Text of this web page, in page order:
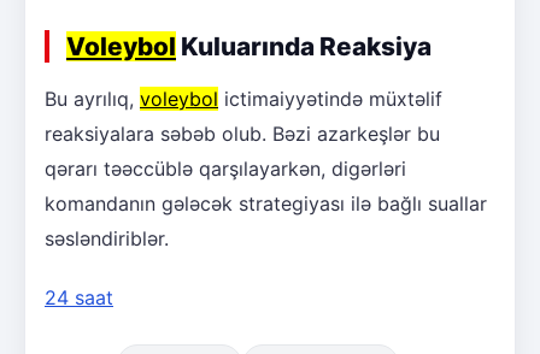
Voleybol Kuluarında Reaksiya
Bu ayrılıq, voleybol ictimaiyyətində müxtəlif
reaksiyalara səbəb olub. Bəzi azarkeşlər bu
qərarı təəccüblə qarşılayarkən, digərləri
komandanın gələcək strategiyası ilə bağlı suallar
səsləndiriblər.
24 saat